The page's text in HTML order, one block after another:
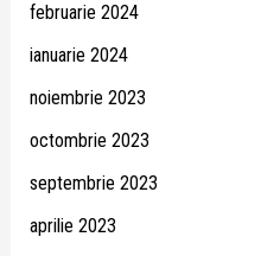
februarie 2024
ianuarie 2024
noiembrie 2023
octombrie 2023
septembrie 2023
aprilie 2023